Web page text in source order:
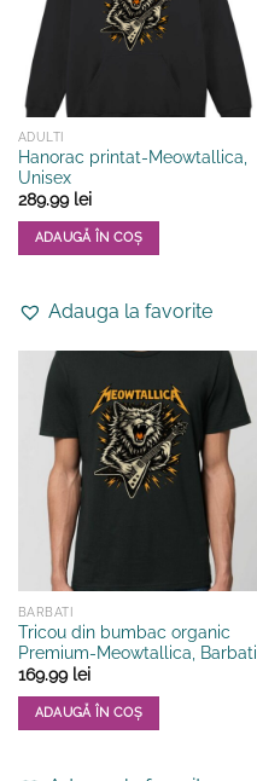
ADULTI
Hanorac printat-Meowtallica,
Unisex
289.99 lei
ADAUGĂ ÎN COȘ
are
multe
variații.
Opțiunile
pagina
produsului.
Adauga la favorite
BARBATI
Tricou din bumbac organic
Premium-Meowtallica, Barbati
169.99 lei
ADAUGĂ ÎN COȘ